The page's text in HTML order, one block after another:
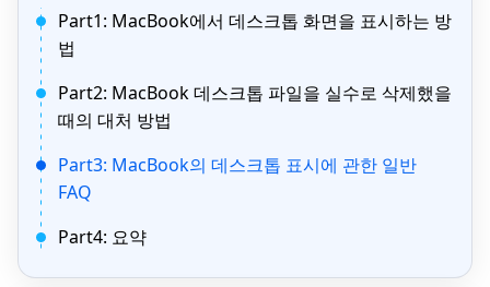
Part1: MacBook에서 데스크톱 화면을 표시하는 방
법
Part2: MacBook 데스크톱 파일을 실수로 삭제했을
때의 대처 방법
Part3: MacBook의 데스크톱 표시에 관한 일반
FAQ
Part4: 요약